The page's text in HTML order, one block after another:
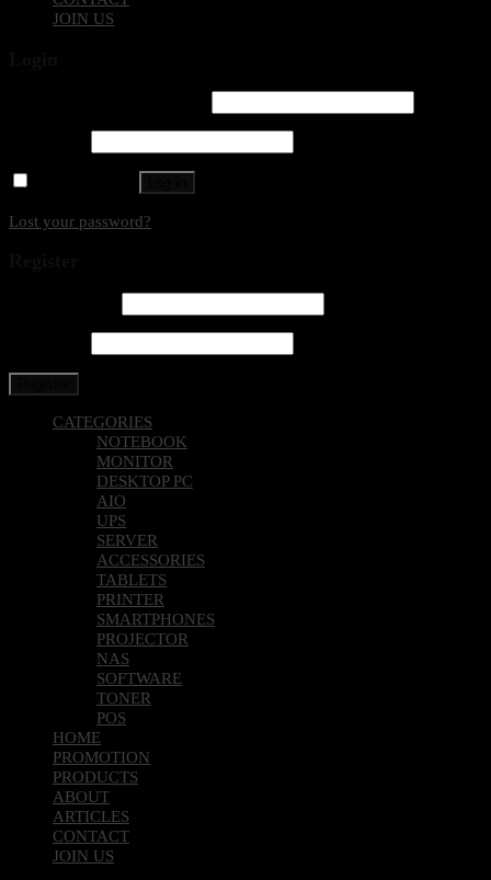
JOIN US
Lost your password?
CATEGORIES
NOTEBOOK
MONITOR
DESKTOP PC
AIO
UPS
SERVER
ACCESSORIES
TABLETS
PRINTER
SMARTPHONES
PROJECTOR
NAS
SOFTWARE
TONER
POS
HOME
PROMOTION
PRODUCTS
ABOUT
ARTICLES
CONTACT
JOIN US